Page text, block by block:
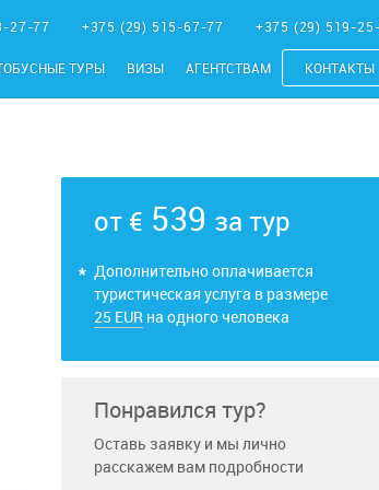
27-77 +375 (29) 515-67-77 +375 (29) 519-
ТУРЫ ВИЗЫ АГЕНТСТВАМ КОНТАКТЫ
от € 539 за тур
Дополнительно оплачивается
туристическая услуга в размере
25 EURна одного человека
Понравился тур?
Оставь заявку и мы лично
расскажем вам подробности